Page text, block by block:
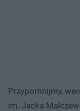
Przypomnijmy,
im. Jacka